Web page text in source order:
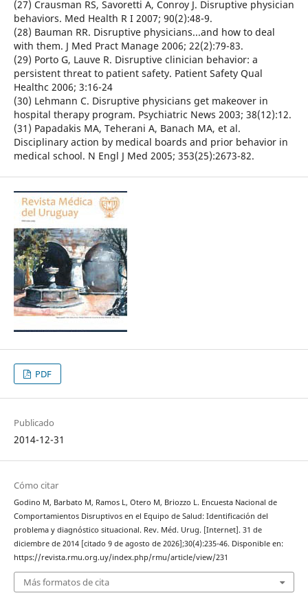
(27) Crausman RS, Savoretti A, Conroy J. Disruptive physician
behaviors. Med Health R I 2007; 90(2):48-9.
(28) Bauman RR. Disruptive physicians...and how to deal
with them. J Med Pract Manage 2006; 22(2):79-83.
(29) Porto G, Lauve R. Disruptive clinician behavior: a
persistent threat to patient safety. Patient Safety Qual
Healthc 2006; 3:16-24
(30) Lehmann C. Disruptive physicians get makeover in
hospital therapy program. Psychiatric News 2003; 38(12):12.
(31) Papadakis MA, Teherani A, Banach MA, et al.
Disciplinary action by medical boards and prior behavior in
medical school. N Engl J Med 2005; 353(25):2673-82.
PDF
Publicado
2014-12-31
Cómo citar
Godino M, Barbato M, Ramos L, Otero M, Briozzo L. Encuesta Nacional de
Comportamientos Disruptivos en el Equipo de Salud: Identificación del
problema y diagnóstico situacional. Rev. Méd. Urug. [Internet]. 31 de
diciembre de 2014 [citado 9 de agosto de 2026];30(4):235-46. Disponible en:
https://revista.rmu.org.uy/index.php/rmu/article/view/231
Más formatos de cita